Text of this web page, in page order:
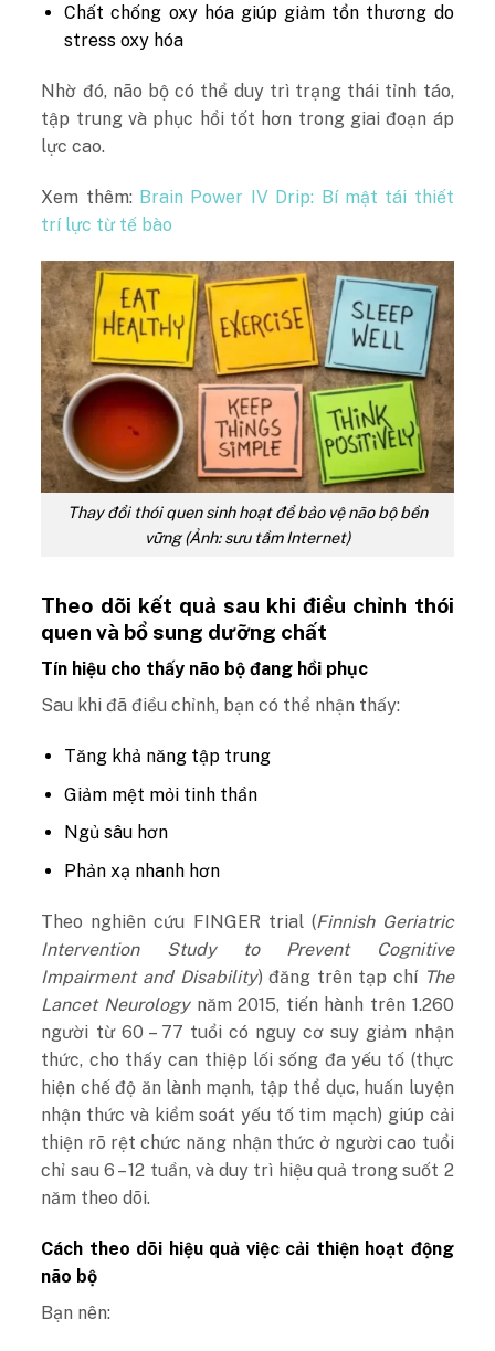
Chất chống oxy hóa giúp giảm tổn thương do
stress oxy hóa
Nhờ đó, não bộ có thể duy trì trạng thái tỉnh táo,
tập trung và phục hồi tốt hơn trong giai đoạn áp
lực cao.
Xem thêm: Brain Power IV Drip: Bí mật tái thiết
trí lực từ tế bào
Thay đổi thói quen sinh hoạt để bảo vệ não bộ bền
vững (Ảnh: sưu tầm Internet)
Theo dõi kết quả sau khi điều chỉnh thói
quen và bổ sung dưỡng chất
Tín hiệu cho thấy não bộ đang hồi phục
Sau khi đã điều chỉnh, bạn có thể nhận thấy:
Tăng khả năng tập trung
Giảm mệt mỏi tinh thần
Ngủ sâu hơn
Phản xạ nhanh hơn
Theo nghiên cứu FINGER trial (Finnish Geriatric
Intervention Study to Prevent Cognitive
Impairment and Disability) đăng trên tạp chí The
Lancet Neurologynăm 2015, tiến hành trên 1.260
người từ 60 – 77 tuổi có nguy cơ suy giảm nhận
thức, cho thấy can thiệp lối sống đa yếu tố (thực
hiện chế độ ăn lành mạnh, tập thể dục, huấn luyện
nhận thức và kiểm soát yếu tố tim mạch) giúp cải
thiện rõ rệt chức năng nhận thức ở người cao tuổi
chỉ sau 6 – 12 tuần, và duy trì hiệu quả trong suốt 2
năm theo dõi.
Cách theo dõi hiệu quả việc cải thiện hoạt động
não bộ
Bạn nên: